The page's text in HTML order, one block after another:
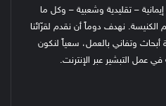
– تقليدية وشعبية – وكل ما
الكنيسة. نهدف دوماً أن نقدم لقرّائنا
أبحاث وتفاني بالعمل، سعياً لنكون
في عمل التبشير عبر الإنترنت.